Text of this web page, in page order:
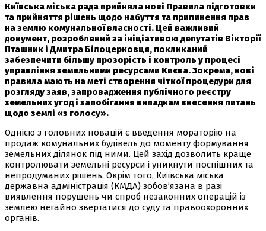
Київська міська рада прийняла нові Правила підготовки
та прийняття рішень щодо набуття та припинення прав
на землю комунальної власності. Цей важливий
документ, розроблений за ініціативою депутатів Вікторії
Пташник і Дмитра Білоцерковця, покликаний
забезпечити більшу прозорість і контроль у процесі
управління земельними ресурсами Києва. Зокрема, нові
правила мають на меті створення чіткої процедури для
розгляду заяв, запровадження публічного реєстру
земельних угод і запобігання випадкам внесення питань
щодо землі «з голосу».
Однією з головних новацій є введення мораторію на
продаж комунальних будівель до моменту формування
земельних ділянок під ними. Цей захід дозволить краще
контролювати земельні ресурси і уникнути поспішних та
непродуманих рішень. Окрім того, Київська міська
державна адміністрація (КМДА) зобов’язана в разі
виявлення порушень чи спроб незаконних операцій із
землею негайно звертатися до суду та правоохоронних
органів.